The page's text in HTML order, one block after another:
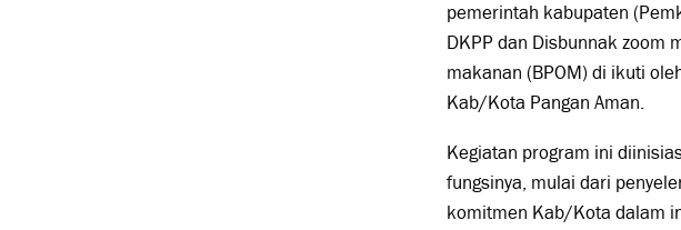
pemerintah kabupaten
DKPP dan Disbunnak zoom
makanan (BPOM) di ikuti
Kab/Kota Pangan Aman.
Kegiatan program ini
fungsinya, mulai dari
komitmen Kab/Kota dalam